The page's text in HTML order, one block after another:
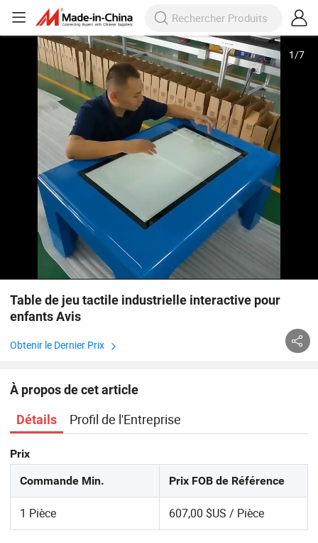
1/7
Table de jeu tactile industrielle interactive pour
enfants Avis
Obtenir le Dernier Prix
À propos de cet article
Détails Profil de l'Entreprise
Prix
Commande Min. Prix FOB de Référence
1 Pièce 607,00 $US / Pièce